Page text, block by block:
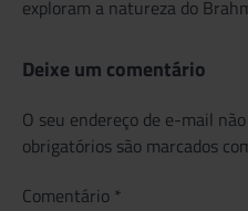
exploram a natureza do
Deixe um comentário
O seu endereço de e-mail
obrigatórios são marcados
Comentário *